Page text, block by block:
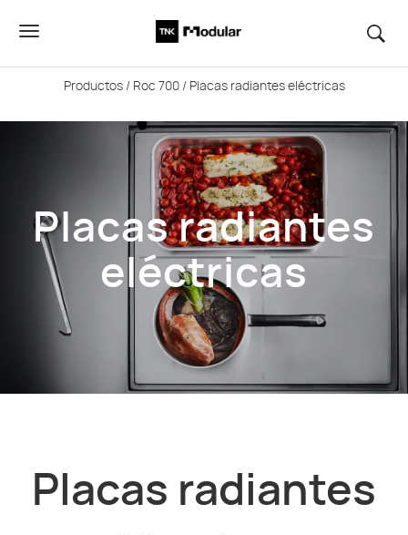
Productos/ Roc 700/ Placas radiantes eléctricas
Placas radiantes
eléctricas
Placas radiantes